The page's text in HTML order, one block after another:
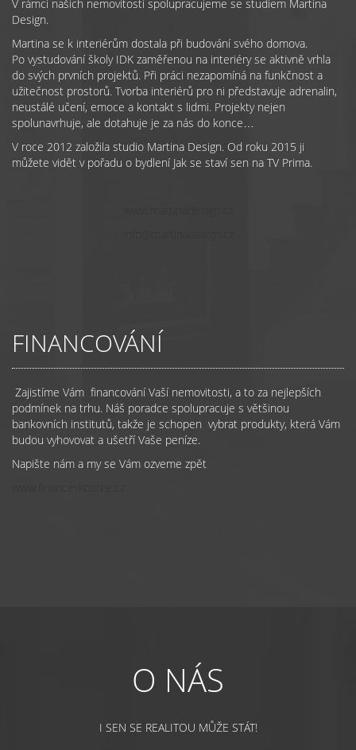
V rámci našich nemovitostí spolupracujeme se studiem Martina
Design.
Martina se k interiérům dostala při budování svého domova.
Po vystudování školy IDK zaměřenou na interiéry se aktivně vrhla
do svých prvních projektů. Při práci nezapomíná na funkčnost a
užitečnost prostorů. Tvorba interiérů pro ni představuje adrenalin,
neustálé učení, emoce a kontakt s lidmi. Projekty nejen
spolunavrhuje, ale dotahuje je za nás do konce…
V roce 2012 založila studio Martina Design. Od roku 2015 ji
můžete vidět v pořadu o bydlení Jak se staví sen na TV Prima.
FINANCOVÁNÍ
Zajistíme Vám financování Vaší nemovitosti, a to za nejlepších
podmínek na trhu. Náš poradce spolupracuje s většinou
bankovních institutů, takže je schopen vybrat produkty, která Vám
budou vyhovovat a ušetří Vaše peníze.
Napište nám a my se Vám ozveme zpět
O NÁS
I SEN SE REALITOU MŮŽE STÁT!